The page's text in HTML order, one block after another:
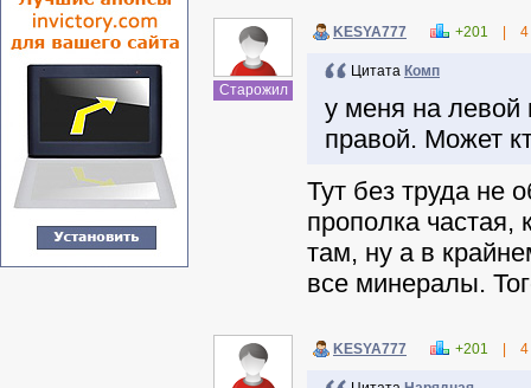
Старожил
KESYA777 +201 4
Цитата Комп
у меня на левой
правой. Может
Тут без труда не
прополка
там, ну а в
все минералы.
KESYA777 +201 4